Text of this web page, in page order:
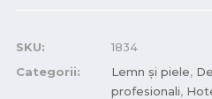
SKU:
1834
Categorii:
Lemn și piele,
profesionali,